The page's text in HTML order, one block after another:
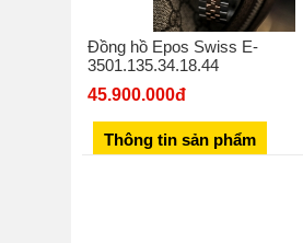
Đồng hồ Epos Swiss E-
3501.135.34.18.44
45.900.000đ
Thông tin sản phẩm